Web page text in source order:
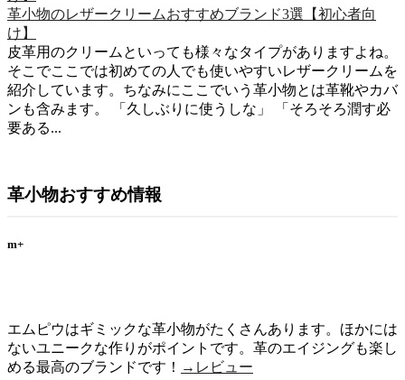
革小物のレザークリームおすすめブランド3選【初心者向
け】
皮革用のクリームといっても様々なタイプがありますよね。
そこでここでは初めての人でも使いやすいレザークリームを
紹介しています。ちなみにここでいう革小物とは革靴やカバ
ンも含みます。 「久しぶりに使うしな」 「そろそろ潤す必
要ある...
革小物おすすめ情報
m+
エムピウはギミックな革小物がたくさんあります。ほかには
ないユニークな作りがポイントです。革のエイジングも楽し
める最高のブランドです！ →レビュー